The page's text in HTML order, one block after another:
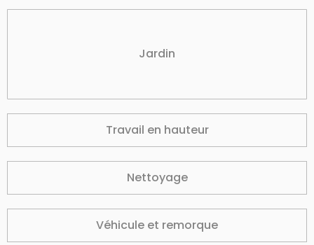
Jardin
Travail en hauteur
Nettoyage
Véhicule et remorque